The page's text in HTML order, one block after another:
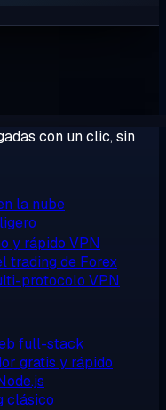
con un clic, sin
la nube
y rápido VPN
trading de Forex
protocolo VPN
full-stack
gratis y rápido
clásico